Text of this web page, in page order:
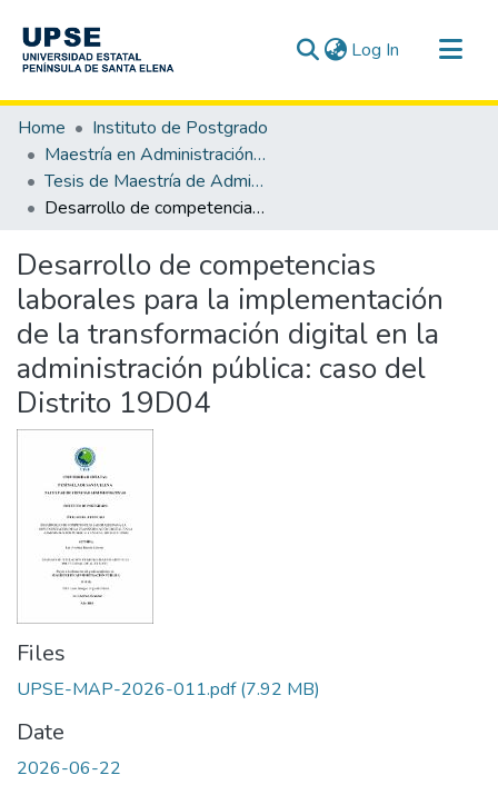
Log In (current)
Communities & Collections
All of DSpace
Statistics
Home
Instituto de Postgrado
Maestría en Administración Pública
Tesis de Maestría de Administración Pública
Desarrollo de competencias laborales para la implementación de la transformación digital en la administración pública: caso del Distrito 19D04
Desarrollo de competencias
laborales para la implementación
de la transformación digital en la
administración pública: caso del
Distrito 19D04
Files
UPSE-MAP-2026-011.pdf(7.92 MB)
Date
2026-06-22